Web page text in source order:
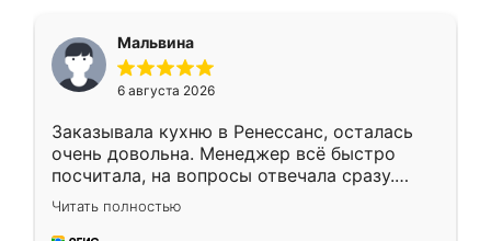
Мальвина
6 августа 2026
Заказывала кухню в Ренессанс, осталась
очень довольна. Менеджер всё быстро
посчитала, на вопросы отвечала сразу.
Замерщик приехал в субботу, подошёл к
делу со всей ответственностью. Собрали
Читать полностью